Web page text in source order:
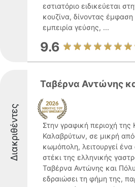
εστιατόριο ειδικεύεται
κουζίνα, δίνοντας
εμπειρία γεύσης, ...
9.6
Διακριθέντες
Ταβέρνα Αντώνης
Στην γραφική περιοχή της
Καλαβρύτων, σε μικρή
κωμόπολη, λειτουργεί
στέκι της ελληνικής
Ταβέρνα Αντώνης και
εδραιώσει τη φήμη της,